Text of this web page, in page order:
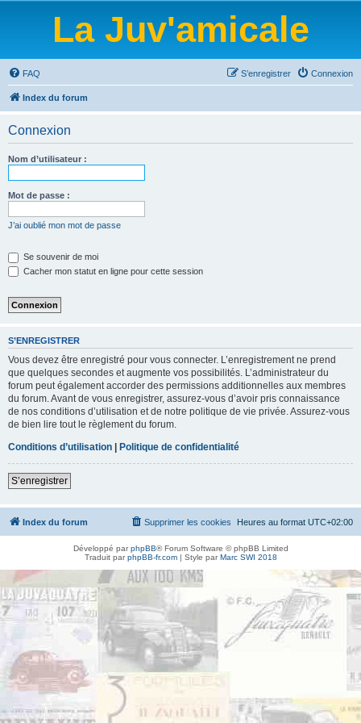
La Juv'amicale
FAQ Connexion
S’enregistrer
Index du forum
Connexion
Nom d’utilisateur :
Mot de passe :
J’ai oublié mon mot de passe
Se souvenir de moi
Cacher mon statut en ligne pour cette session
S’ENREGISTRER
Vous devez être enregistré pour vous connecter. L’enregistrement ne prend
que quelques secondes et augmente vos possibilités. L’administrateur du
forum peut également accorder des permissions additionnelles aux membres
du forum. Avant de vous enregistrer, assurez-vous d’avoir pris connaissance
de nos conditions d’utilisation et de notre politique de vie privée. Assurez-vous
de bien lire tout le règlement du forum.
Conditions d’utilisation | Politique de confidentialité
S’enregistrer
Index du forum Heures au format UTC+02:00
Supprimer les cookies
Développé parphpBB® Forum Software © phpBB Limited
Traduit parphpBB-fr.com| Style parMarc SWI 2018